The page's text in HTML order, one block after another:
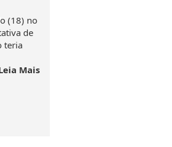
(18) no
de
teria
Mais